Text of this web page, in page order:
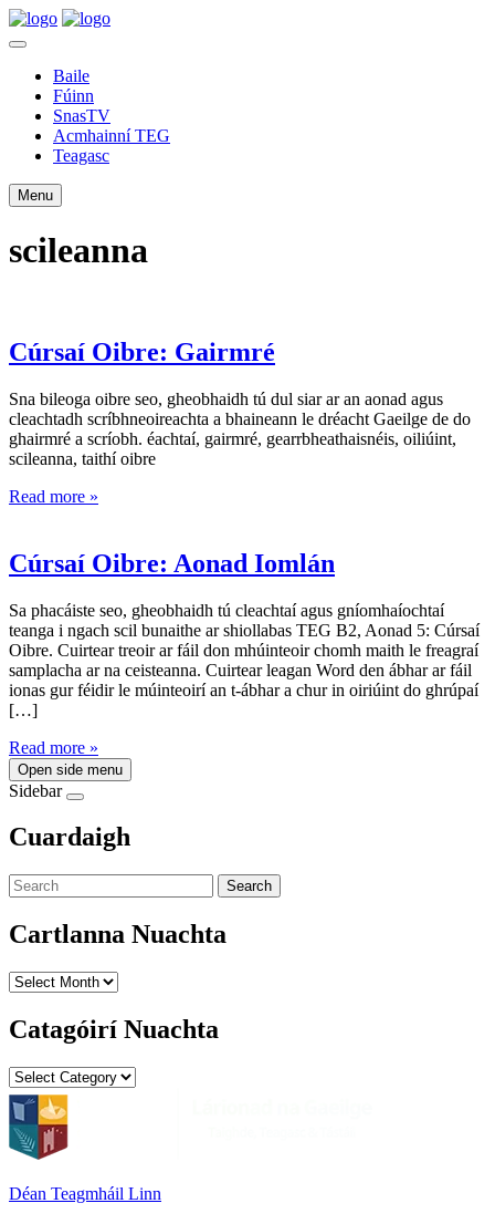
Baile
Fúinn
SnasTV
Acmhainní TEG
Teagasc
Menu
scileanna
Cúrsaí Oibre: Gairmré
Sna bileoga oibre seo, gheobhaidh tú dul siar ar an aonad agus
cleachtadh scríbhneoireachta a bhaineann le dréacht Gaeilge de do
ghairmré a scríobh. éachtaí, gairmré, gearrbheathaisnéis, oiliúint,
scileanna, taithí oibre
Read more »
Cúrsaí Oibre: Aonad Iomlán
Sa phacáiste seo, gheobhaidh tú cleachtaí agus gníomhaíochtaí
teanga i ngach scil bunaithe ar shiollabas TEG B2, Aonad 5: Cúrsaí
Oibre. Cuirtear treoir ar fáil don mhúinteoir chomh maith le freagraí
samplacha ar na ceisteanna. Cuirtear leagan Word den ábhar ar fáil
ionas gur féidir le múinteoirí an t-ábhar a chur in oiriúint do ghrúpaí
[…]
Read more »
Open side menu
Sidebar
Cuardaigh
Search
Cartlanna Nuachta
Cartlanna
Catagóirí Nuachta
Catagóirí
Nuachta
Déan Teagmháil Linn